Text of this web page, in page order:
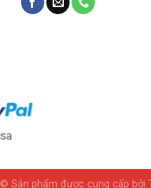
© Sản phẩm được cung cấp bởi